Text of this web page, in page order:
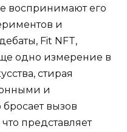
воспринимают его
и
Fit NFT,
одно измерение в
стирая
и
вызов
представляет